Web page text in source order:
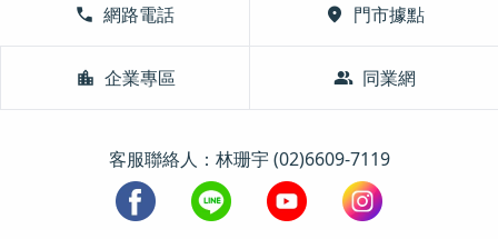
call 網路電話 location_on 門市據點
location_city 企業專區 group 同業網
客服聯絡人：林珊宇 (02)6609-7119